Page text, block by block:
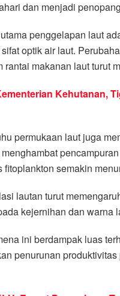
dan menjadi
penggelapan laut
optik air laut.
makanan laut turut
Kehutanan,
permukaan laut juga
semakin
lautan turut
kejernihan dan warna
ini berdampak luas
penurunan